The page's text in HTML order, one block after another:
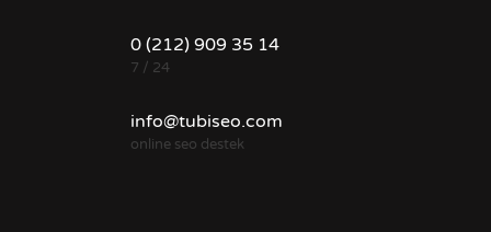
0 (212) 909 35 14
7 / 24
info@tubiseo.com
online seo destek